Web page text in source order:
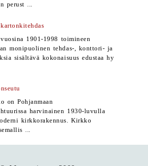
perust ...
1901-1998 toimineen
monipuolinen tehdas-, konttori- ja
sisältävä kokonaisuus edustaa hy
on Pohjanmaan
harvinainen 1930-luvulla
kirkkorakennus. Kirkko
...